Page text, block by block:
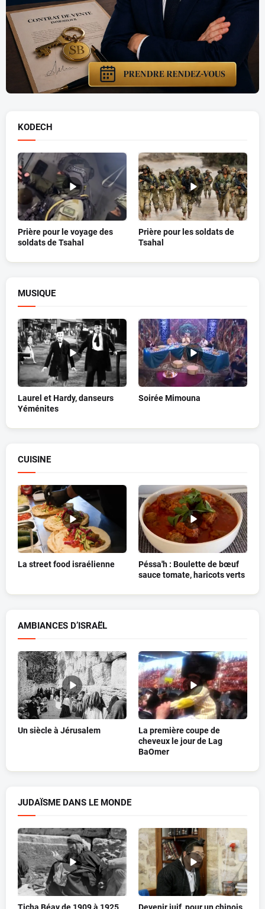
KODECH
Prière pour le voyage des
soldats de Tsahal
Prière pour les soldats de
Tsahal
MUSIQUE
Laurel et Hardy, danseurs
Yéménites
Soirée Mimouna
CUISINE
La street food israélienne
Péssa'h : Boulette de bœuf
sauce tomate, haricots verts
AMBIANCES D’ISRAËL
Un siècle à Jérusalem
La première coupe de
cheveux le jour de Lag
BaOmer
JUDAÏSME DANS LE MONDE